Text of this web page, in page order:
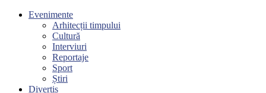
Evenimente
Arhitecții timpului
Cultură
Interviuri
Reportaje
Sport
Știri
Divertis